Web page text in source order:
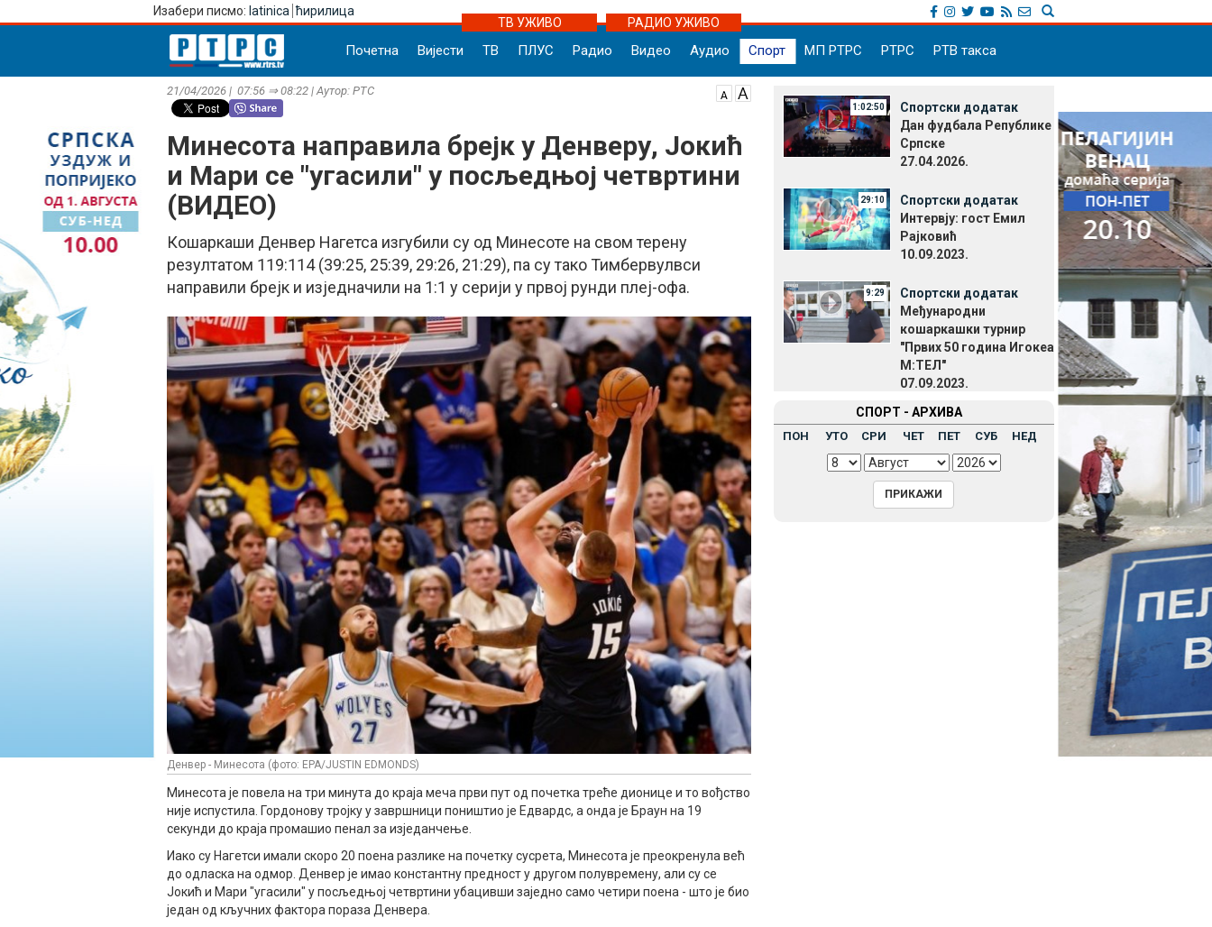
Изабери писмо: latinica ћирилица
ТВ УЖИВО
РАДИО УЖИВО
Почетна Вијести ТВ ПЛУС Радио Видео Аудио Спорт МП РТРС РТРС РТВ такса
21/04/2026 | 07:56 ⇒ 08:22 | Аутор: РТС
Минесота направила брејк у Денверу, Јокић
и Мари се "угасили" у посљедњој четвртини
(ВИДЕО)
Кошаркаши Денвер Нагетса изгубили су од Минесоте на свом терену
резултатом 119:114 (39:25, 25:39, 29:26, 21:29), па су тако Тимбервулвси
направили брејк и изједначили на 1:1 у серији у првој рунди плеј-офа.
Денвер - Минесота (фото: EPA/JUSTIN EDMONDS)
Минесота је повела на три минута до краја меча први пут од почетка треће дионице и то вођство
није испустила. Гордонову тројку у завршници поништио је Едвардс, а онда је Браун на 19
секунди до краја промашио пенал за изједанчење.
Иако су Нагетси имали скоро 20 поена разлике на почетку сусрета, Минесота је преокренула већ
до одласка на одмор. Денвер је имао константну предност у другом полувремену, али су се
Јокић и Мари "угасили" у посљедњој четвртини убацивши заједно само четири поена - што је био
један од кључних фактора пораза Денвера.
1:02:50
Спортски додатак
Дан фудбала Републике
Српске
27.04.2026.
29:10
Спортски додатак
Интервју: гост Емил
Рајковић
10.09.2023.
9:29
Спортски додатак
Међународни
кошаркашки турнир
"Првих 50 година Игокеа
М:ТЕЛ"
07.09.2023.
СПОРТ - АРХИВА
ПОН УТО СРИ ЧЕТ ПЕТ СУБ НЕД